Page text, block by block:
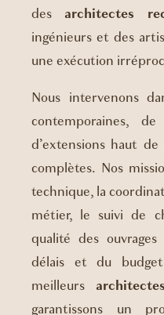
des architectes
ingénieurs et des
une exécution
Nous intervenons
contemporaines,
d’extensions haut
complètes. Nos
technique, la
métier, le suivi de
qualité des
délais et du
meilleurs
garantissons un